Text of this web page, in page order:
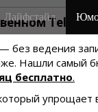
без ведения
Нашли самый
бесплатно.
упрощает
Лайфстайл